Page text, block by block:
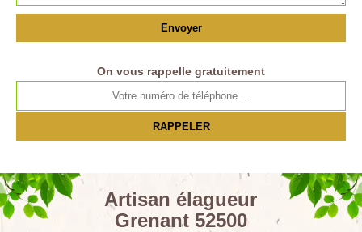
On vous rappelle gratuitement
Artisan élagueur
Grenant 52500